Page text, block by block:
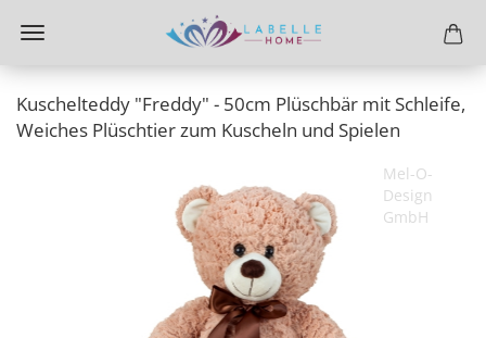
Kuschelteddy "Freddy" - 50cm Plüschbär mit Schleife,
Weiches Plüschtier zum Kuscheln und Spielen
Mel-O-
Design
GmbH